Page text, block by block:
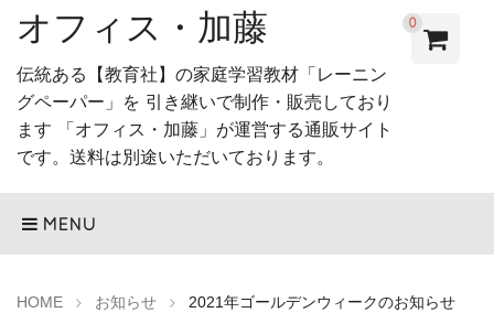
オフィス・加藤
伝統ある【教育社】の家庭学習教材「レーニン
グペーパー」を 引き継いで制作・販売しており
ます 「オフィス・加藤」が運営する通販サイト
です。送料は別途いただいております。
0
MENU
HOME お知らせ 2021年ゴールデンウィークのお知らせ